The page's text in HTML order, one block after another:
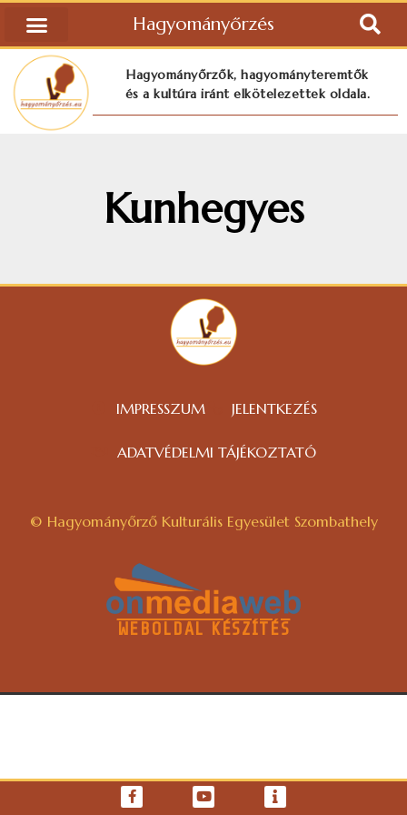
Hagyományőrzés
Hagyományőrzők, hagyományteremtők
és a kultúra iránt elkötelezettek oldala.
Kunhegyes
IMPRESSZUM JELENTKEZÉS
ADATVÉDELMI TÁJÉKOZTATÓ
© Hagyományőrző Kulturális Egyesület Szombathely
WEBOLDAL KÉSZÍTÉS